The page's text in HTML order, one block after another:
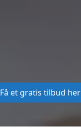
Få et gratis tilbud her